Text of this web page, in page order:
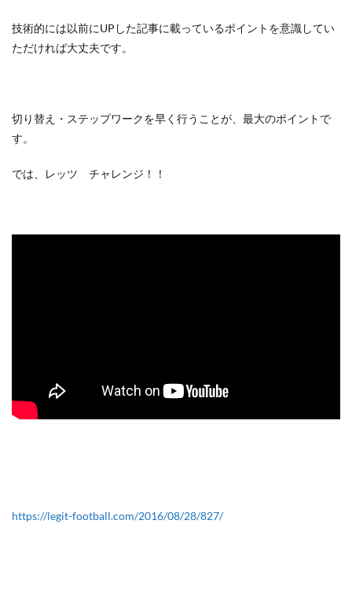
技術的には以前にUPした記事に載っているポイントを意識してい
ただければ大丈夫です。
切り替え・ステップワークを早く行うことが、最大のポイントで
す。
では、レッツ チャレンジ！！
https://legit-football.com/2016/08/28/827/